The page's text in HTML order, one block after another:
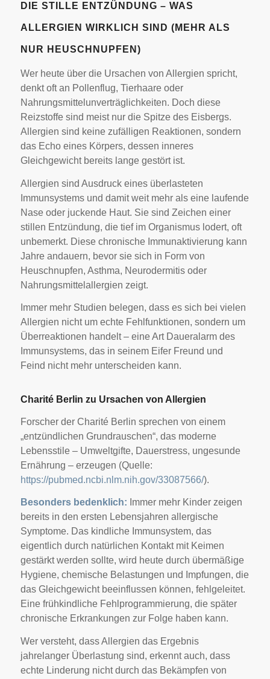
DIE STILLE ENTZÜNDUNG – WAS
ALLERGIEN WIRKLICH SIND (MEHR ALS
NUR HEUSCHNUPFEN)
Wer heute über die Ursachen von Allergien spricht,
denkt oft an Pollenflug, Tierhaare oder
Nahrungsmittelunverträglichkeiten. Doch diese
Reizstoffe sind meist nur die Spitze des Eisbergs.
Allergien sind keine zufälligen Reaktionen, sondern
das Echo eines Körpers, dessen inneres
Gleichgewicht bereits lange gestört ist.
Allergien sind Ausdruck eines überlasteten
Immunsystems und damit weit mehr als eine laufende
Nase oder juckende Haut. Sie sind Zeichen einer
stillen Entzündung, die tief im Organismus lodert, oft
unbemerkt. Diese chronische Immunaktivierung kann
Jahre andauern, bevor sie sich in Form von
Heuschnupfen, Asthma, Neurodermitis oder
Nahrungsmittelallergien zeigt.
Immer mehr Studien belegen, dass es sich bei vielen
Allergien nicht um echte Fehlfunktionen, sondern um
Überreaktionen handelt – eine Art Daueralarm des
Immunsystems, das in seinem Eifer Freund und
Feind nicht mehr unterscheiden kann.
Charité Berlin zu Ursachen von Allergien
Forscher der Charité Berlin sprechen von einem
„entzündlichen Grundrauschen“, das moderne
Lebensstile – Umweltgifte, Dauerstress, ungesunde
Ernährung – erzeugen (Quelle:
https://pubmed.ncbi.nlm.nih.gov/33087566/).
Besonders bedenklich: Immer mehr Kinder zeigen
bereits in den ersten Lebensjahren allergische
Symptome. Das kindliche Immunsystem, das
eigentlich durch natürlichen Kontakt mit Keimen
gestärkt werden sollte, wird heute durch übermäßige
Hygiene, chemische Belastungen und Impfungen, die
das Gleichgewicht beeinflussen können, fehlgeleitet.
Eine frühkindliche Fehlprogrammierung, die später
chronische Erkrankungen zur Folge haben kann.
Wer versteht, dass Allergien das Ergebnis
jahrelanger Überlastung sind, erkennt auch, dass
echte Linderung nicht durch das Bekämpfen von